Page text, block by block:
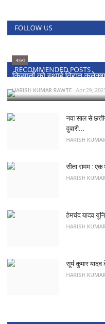
FOLLOW US
RECOMMENDED POSTS
राज्य
किसानों को स्थाई विद्युत
HARISH KUMAR RAWTE Apr 29,
नवा साल से
दुवारी...
HARISH
सीता रामम : एक
HARISH
हेमचंद यादव
HARISH
सूर्य कुमार
HARISH